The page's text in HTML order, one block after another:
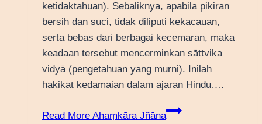
ketidaktahuan). Sebaliknya, apabila pikiran
bersih dan suci, tidak diliputi kekacauan,
serta bebas dari berbagai kecemaran, maka
keadaan tersebut mencerminkan sāttvika
vidyā (pengetahuan yang murni). Inilah
hakikat kedamaian dalam ajaran Hindu….
Read More Ahaṃkāra Jñāna